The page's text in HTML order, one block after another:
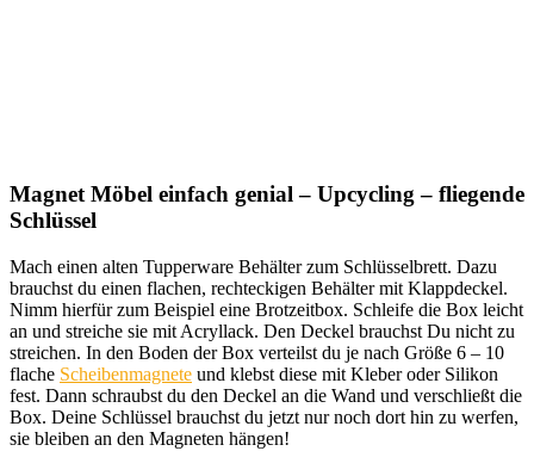
Magnet Möbel einfach genial – Upcycling – fliegende
Schlüssel
Mach einen alten Tupperware Behälter zum Schlüsselbrett. Dazu
brauchst du einen flachen, rechteckigen Behälter mit Klappdeckel.
Nimm hierfür zum Beispiel eine Brotzeitbox. Schleife die Box leicht
an und streiche sie mit Acryllack. Den Deckel brauchst Du nicht zu
streichen. In den Boden der Box verteilst du je nach Größe 6 – 10
flache Scheibenmagnete und klebst diese mit Kleber oder Silikon
fest. Dann schraubst du den Deckel an die Wand und verschließt die
Box. Deine Schlüssel brauchst du jetzt nur noch dort hin zu werfen,
sie bleiben an den Magneten hängen!